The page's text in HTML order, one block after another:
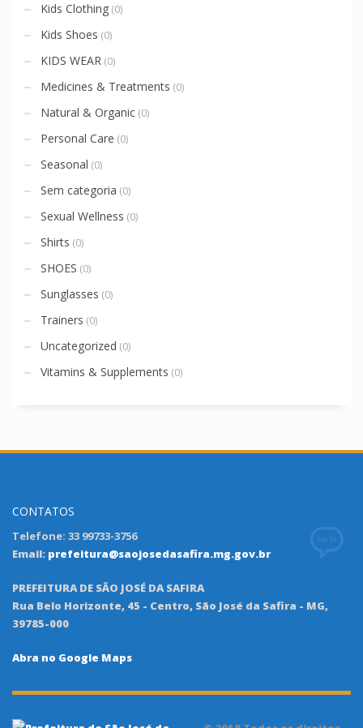
Kids Clothing (0)
Kids Shoes (0)
KIDS WEAR (0)
Medicines & Treatments (0)
Natural & Organic (0)
Personal Care (0)
Seasonal (0)
Sem categoria (0)
Sexual Wellness (0)
Shirts (0)
SHOES (0)
Sunglasses (0)
Trainers (0)
Uncategorized (0)
Vitamins & Supplements (0)
CONTATOS
Telefone: 33 99733-3756
Email: prefeitura@saojosedasafira.mg.gov.br
PREFEITURA DE SÃO JOSÉ DA SAFIRA
Rua Belo Horizonte, 45 - Centro, São José da Safira - MG,
39785-000
Abra no Google Maps